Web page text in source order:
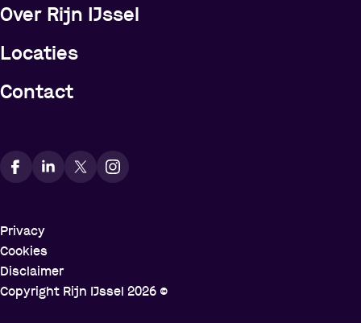
Over Rijn IJssel
Locaties
Contact
Vindt ons op social media
Privacy
Cookies
Disclaimer
Copyright Rijn IJssel 2026 ©